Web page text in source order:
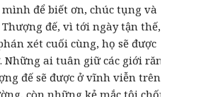
mình để biết ơn, chúc tụng và
đế, vì tới ngày tận thế,
xét cuối cùng, họ sẽ được
Những ai tuân giữ các giới răn
đế sẽ được ở vĩnh viễn trên
còn những kẻ mắc tội chống